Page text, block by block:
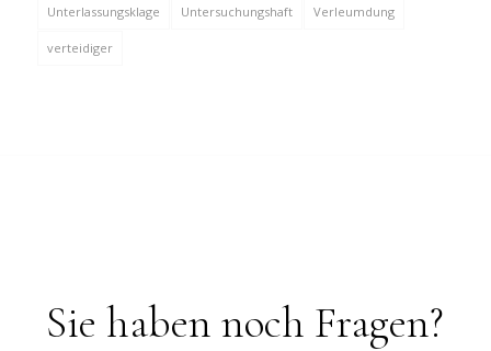
Unterlassungsklage Untersuchungshaft Verleumdung
verteidiger
Sie haben noch Fragen?